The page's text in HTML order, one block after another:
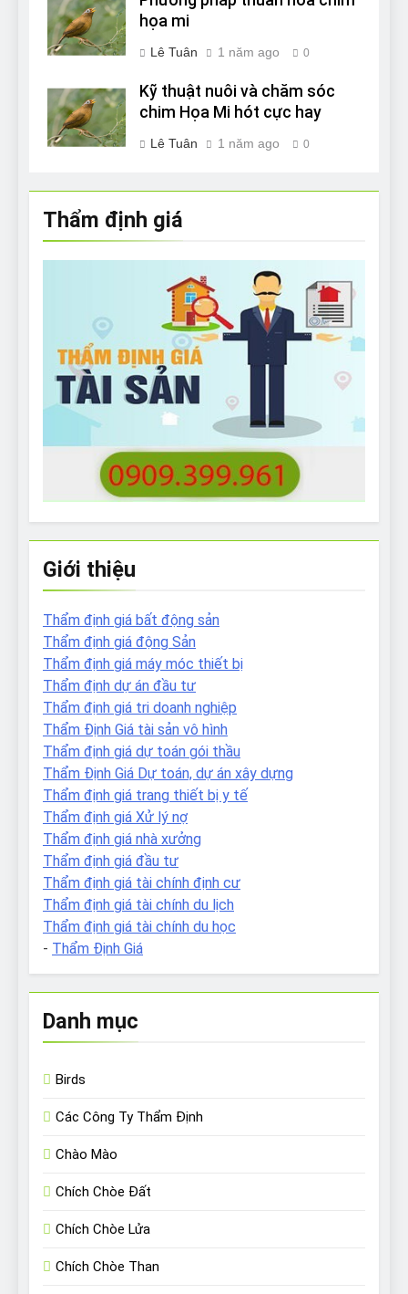
họa mi
Lê Tuân 1 năm ago 0
Kỹ thuật nuôi và chăm sóc
chim Họa Mi hót cực hay
Lê Tuân 1 năm ago 0
Thẩm định giá
Giới thiệu
Thẩm định giá bất động sản
Thẩm định giá động Sản
Thẩm định giá máy móc thiết bị
Thẩm định dự án đầu tư
Thẩm định giá tri doanh nghiệp
Thẩm Định Giá tài sản vô hình
Thẩm định giá dự toán gói thầu
Thẩm Định Giá Dự toán, dự án xây dựng
Thẩm định giá trang thiết bị y tế
Thẩm định giá Xử lý nợ
Thẩm định giá nhà xưởng
Thẩm định giá đầu tư
Thẩm định giá tài chính định cư
Thẩm định giá tài chính du lịch
Thẩm định giá tài chính du học
- Thẩm Định Giá
Danh mục
Birds
Các Công Ty Thẩm Định
Chào Mào
Chích Chòe Đất
Chích Chòe Lửa
Chích Chòe Than